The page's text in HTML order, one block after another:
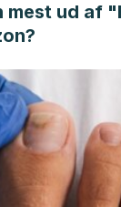
mest ud af